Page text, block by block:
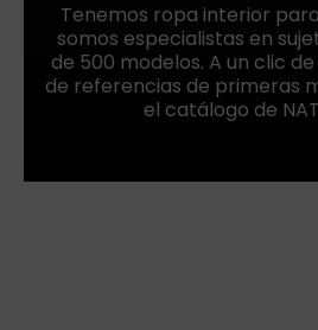
Tenemos ropa interior
somos especialistas en
de 500 modelos. A un clic
de referencias de primeras
el catálogo de